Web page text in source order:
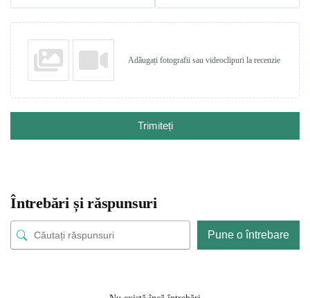
Adăugați fotografii sau videoclipuri la recenzie
Trimiteți
Întrebări și răspunsuri
Pune o întrebare